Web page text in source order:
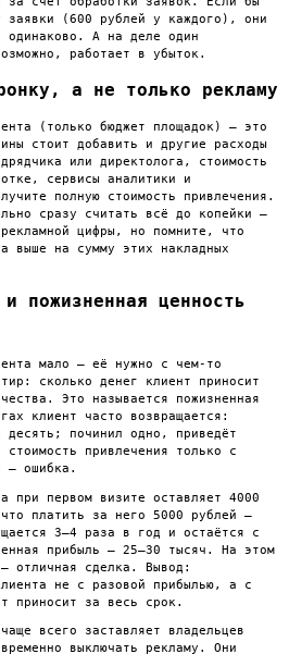
заявки (600 рублей у каждого), они
одинаково. А на деле один
работает в убыток.
а не только рекламу
(только бюджет площадок) — это
стоит добавить и другие расходы
или директолога, стоимость
сервисы аналитики и
полную стоимость привлечения.
сразу считать всё до копейки —
цифры, но помните, что
выше на сумму этих накладных
пожизненная ценность
мало — её нужно с чем-то
сколько денег клиент приносит
Это называется пожизненная
клиент часто возвращается:
десять; починил одно, приведёт
привлечения только с
— ошибка.
при первом визите оставляет 4000
платить за него 5000 рублей —
3–4 раза в год и остаётся с
прибыль — 25–30 тысяч. На этом
отличная сделка. Вывод:
не с разовой прибылью, а с
приносит за весь срок.
всего заставляет владельцев
выключать рекламу. Они